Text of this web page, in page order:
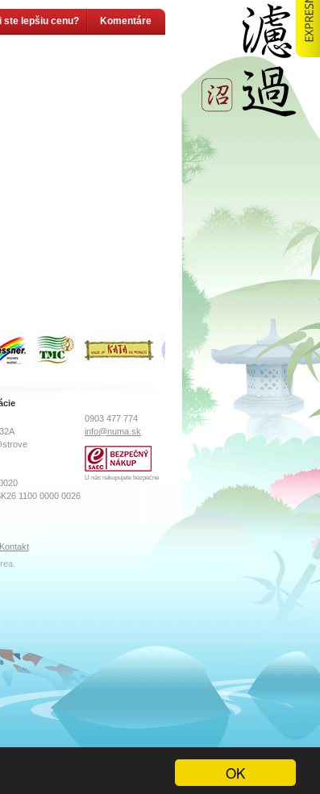
OK
ste lepšiu cenu? Komentáre
0903 477 774
info@numa.sk
U nás nakupujete bezpečne
1100 0000 0026
18569/P
Kontakt
.